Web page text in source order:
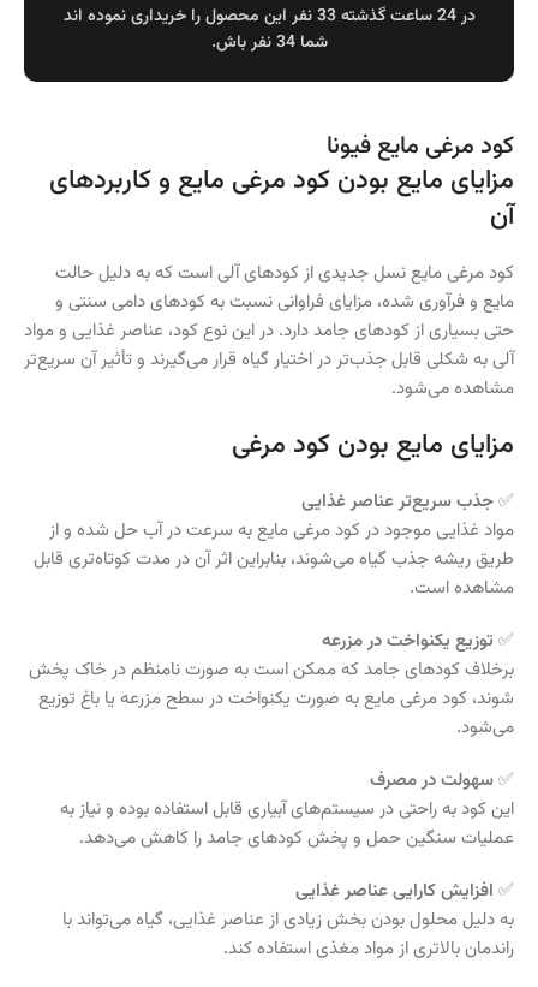
در 24 ساعت گذشته 33 نفر این محصول را خریداری نموده اند
شما 34 نفر باش.
کود مرغی مایع فیونا
مزایای مایع بودن کود مرغی مایع و کاربردهای
آن
کود مرغی مایع نسل جدیدی از کودهای آلی است که به دلیل حالت
مایع و فرآوری شده، مزایای فراوانی نسبت به کودهای دامی سنتی و
حتی بسیاری از کودهای جامد دارد. در این نوع کود، عناصر غذایی و مواد
آلی به شکلی قابل جذب‌تر در اختیار گیاه قرار می‌گیرند و تأثیر آن سریع‌تر
مشاهده می‌شود.
مزایای مایع بودن کود مرغی
✅جذب سریع‌تر عناصر غذایی
مواد غذایی موجود در کود مرغی مایع به سرعت در آب حل شده و از
طریق ریشه جذب گیاه می‌شوند، بنابراین اثر آن در مدت کوتاه‌تری قابل
مشاهده است.
✅ توزیع یکنواخت در مزرعه
برخلاف کودهای جامد که ممکن است به صورت نامنظم در خاک پخش
شوند، کود مرغی مایع به صورت یکنواخت در سطح مزرعه یا باغ توزیع
می‌شود.
✅سهولت در مصرف
این کود به راحتی در سیستم‌های آبیاری قابل استفاده بوده و نیاز به
عملیات سنگین حمل و پخش کودهای جامد را کاهش می‌دهد.
✅ افزایش کارایی عناصر غذایی
به دلیل محلول بودن بخش زیادی از عناصر غذایی، گیاه می‌تواند با
راندمان بالاتری از مواد مغذی استفاده کند.